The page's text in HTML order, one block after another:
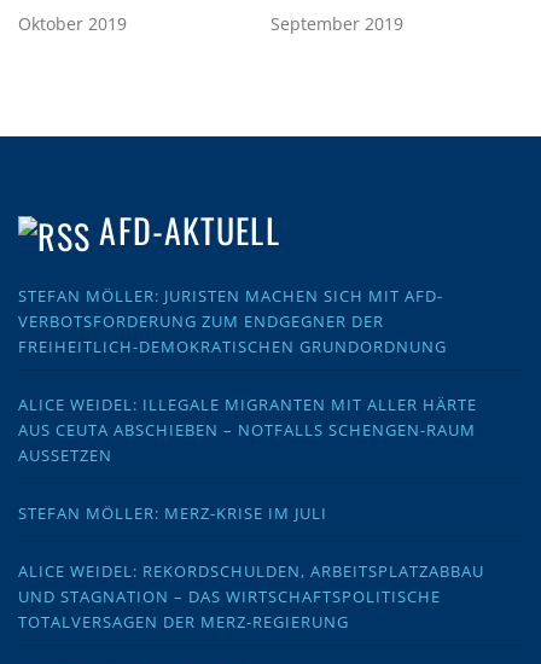
Oktober 2019
September 2019
AFD-AKTUELL
STEFAN MÖLLER: JURISTEN MACHEN SICH MIT AFD-
VERBOTSFORDERUNG ZUM ENDGEGNER DER
FREIHEITLICH-DEMOKRATISCHEN GRUNDORDNUNG
ALICE WEIDEL: ILLEGALE MIGRANTEN MIT ALLER HÄRTE
AUS CEUTA ABSCHIEBEN – NOTFALLS SCHENGEN-RAUM
AUSSETZEN
STEFAN MÖLLER: MERZ-KRISE IM JULI
ALICE WEIDEL: REKORDSCHULDEN, ARBEITSPLATZABBAU
UND STAGNATION – DAS WIRTSCHAFTSPOLITISCHE
TOTALVERSAGEN DER MERZ-REGIERUNG